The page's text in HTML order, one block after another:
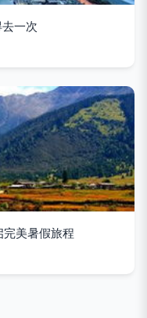
一次
美暑假旅程